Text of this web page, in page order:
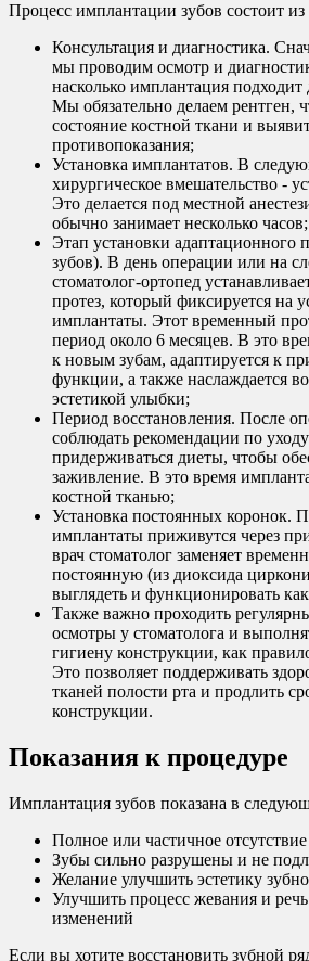
Процесс имплантации зубов состоит из
Консультация и диагностика.
мы проводим осмотр и
насколько имплантация подходит
Мы обязательно делаем рентген,
состояние костной ткани и
противопоказания;
Установка имплантатов. В
хирургическое вмешательство -
Это делается под местной
обычно занимает несколько часов;
Этап установки адаптационного
зубов). В день операции или на
стоматолог-ортопед
протез, который фиксируется на
имплантаты. Этот временный
период около 6 месяцев. В это
к новым зубам, адаптируется к
функции, а также наслаждается
эстетикой улыбки;
Период восстановления. После
соблюдать рекомендации по
придерживаться диеты, чтобы
заживление. В это время
костной тканью;
Установка постоянных коронок.
имплантаты приживутся через
врач стоматолог заменяет
постоянную (из диоксида
выглядеть и функционировать
Также важно проходить
осмотры у стоматолога и
гигиену конструкции, как
Это позволяет поддерживать
тканей полости рта и продлить
конструкции.
Показания к процедуре
Имплантация зубов показана в
Полное или частичное отсутствие
Зубы сильно разрушены и не
Желание улучшить эстетику
Улучшить процесс жевания и
изменений
Если вы хотите восстановить зубной